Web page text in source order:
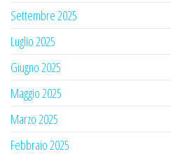
Settembre 2025
Luglio 2025
Giugno 2025
Maggio 2025
Marzo 2025
Febbraio 2025